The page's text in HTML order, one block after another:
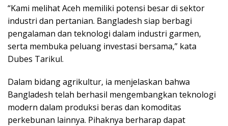
“Kami melihat Aceh memiliki potensi besar di sektor
industri dan pertanian. Bangladesh siap berbagi
pengalaman dan teknologi dalam industri garmen,
serta membuka peluang investasi bersama,” kata
Dubes Tarikul.
Dalam bidang agrikultur, ia menjelaskan bahwa
Bangladesh telah berhasil mengembangkan teknologi
modern dalam produksi beras dan komoditas
perkebunan lainnya. Pihaknya berharap dapat